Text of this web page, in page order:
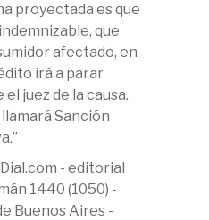
proyectada es que
que
afectado, en
irá a parar
juez de la causa.
Sanción
- editorial
1440 (1050) -
Buenos Aires -